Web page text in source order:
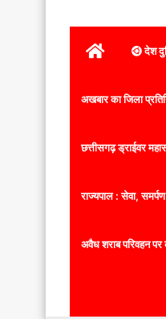
होम देश
अखबार का जिला
छत्तीसगढ़ ड्राईवर
राज्यपाल : सेवा,
अवैध शराब परिवहन पर